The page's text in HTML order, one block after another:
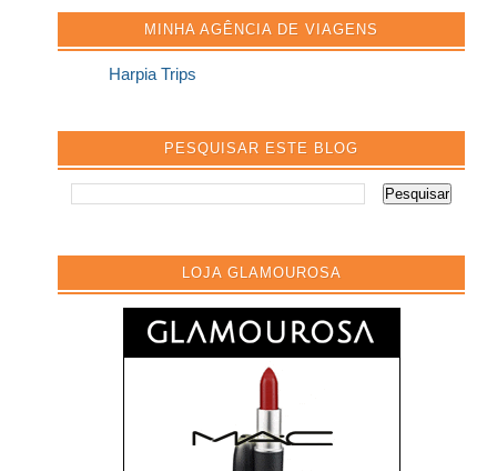
MINHA AGÊNCIA DE VIAGENS
Harpia Trips
PESQUISAR ESTE BLOG
LOJA GLAMOUROSA